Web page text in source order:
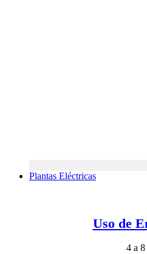
Plantas Eléctricas
Uso de
4 a